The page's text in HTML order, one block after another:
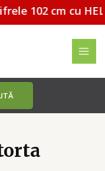
102 cm cu